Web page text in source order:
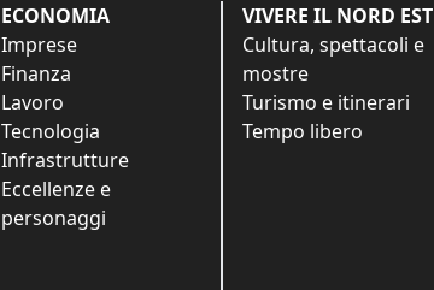
ECONOMIA
Imprese
Finanza
Lavoro
Tecnologia
Infrastrutture
Eccellenze e
personaggi
VIVERE IL NORD EST
Cultura, spettacoli e
mostre
Turismo e itinerari
Tempo libero